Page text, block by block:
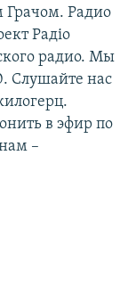
Грачом. Радио
Радіо
радио. Мы
Слушайте нас
в эфир по
–